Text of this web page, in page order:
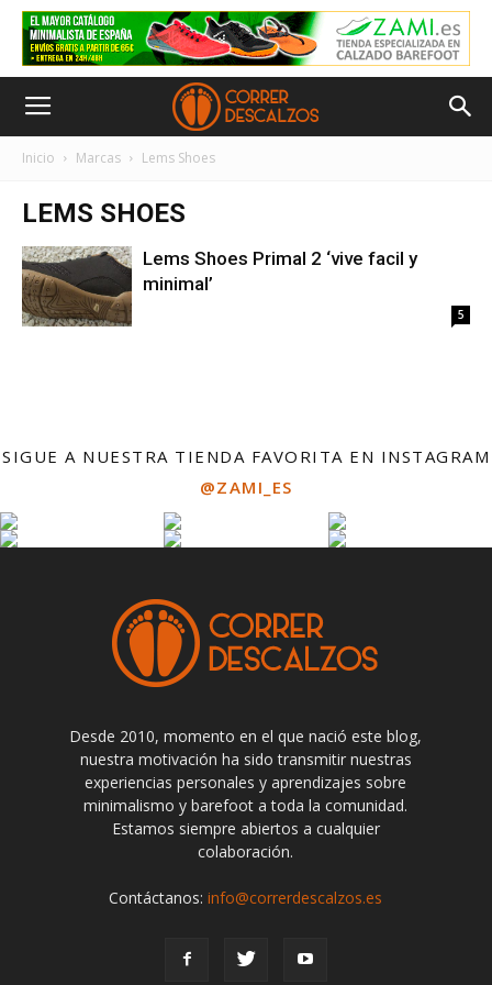
Inicio Marcas Lems Shoes
LEMS SHOES
Lems Shoes Primal 2 ‘vive facil y
minimal’
5
SIGUE A NUESTRA TIENDA FAVORITA EN INSTAGRAM
@ZAMI_ES
Desde 2010, momento en el que nació este blog,
nuestra motivación ha sido transmitir nuestras
experiencias personales y aprendizajes sobre
minimalismo y barefoot a toda la comunidad.
Estamos siempre abiertos a cualquier
colaboración.
Contáctanos:info@correrdescalzos.es